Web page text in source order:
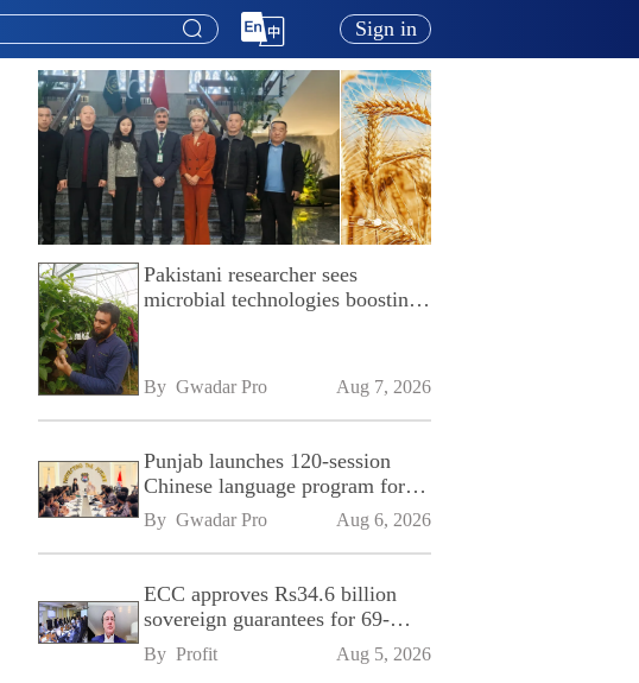
Sign in
Pakistani researcher sees
microbial technologies boosting
By Gwadar Pro Aug 7, 2026
Punjab launches 120-session
Chinese language program for
SPU
By Gwadar Pro Aug 6, 2026
ECC approves Rs34.6 billion
sovereign guarantees for 69-
kilometre Sialkot-Kharian
Motorway
By Profit Aug 5, 2026